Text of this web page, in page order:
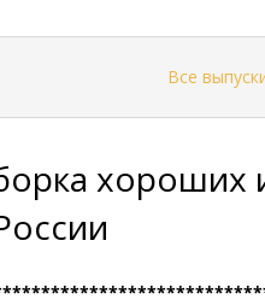
Все
хороших